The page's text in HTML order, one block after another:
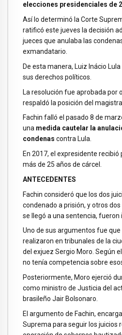
elecciones presidenciales de
Así lo determinó la Corte
ratificó este jueves la decisión
jueces que anulaba las
exmandatario.
De esta manera, Luiz Inácio
sus derechos políticos.
La resolución fue aprobada por
respaldó la posición del
Fachin falló el pasado 8 de
una medida cautelar la
condenas contra Lula.
En 2017, el expresidente
más de 25 años de cárcel.
ANTECEDENTES
Fachin consideró que los dos
condenado a prisión, y otros
se llegó a una sentencia, fueron
Uno de sus argumentos fue que
realizaron en tribunales de la
del exjuez Sergio Moro. Según
no tenía competencia sobre
Posteriormente, Moro ejerció
como ministro de Justicia del
brasileño Jair Bolsonaro.
El argumento de Fachin,
Suprema para seguir los juicios